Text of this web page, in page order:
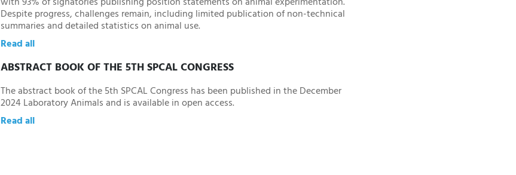
Despite progress, challenges remain, including limited publication of non-technical
summaries and detailed statistics on animal use.
Read all
ABSTRACT BOOK OF THE 5TH SPCAL CONGRESS
The abstract book of the 5th SPCAL Congress has been published in the December
2024 Laboratory Animals and is available in open access.
Read all